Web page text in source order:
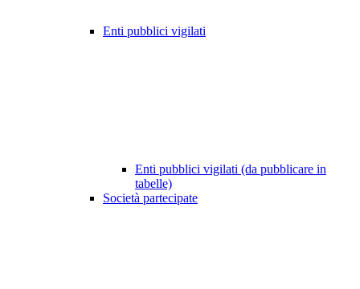
Enti pubblici vigilati
Enti pubblici vigilati (da pubblicare in
tabelle)
Società partecipate